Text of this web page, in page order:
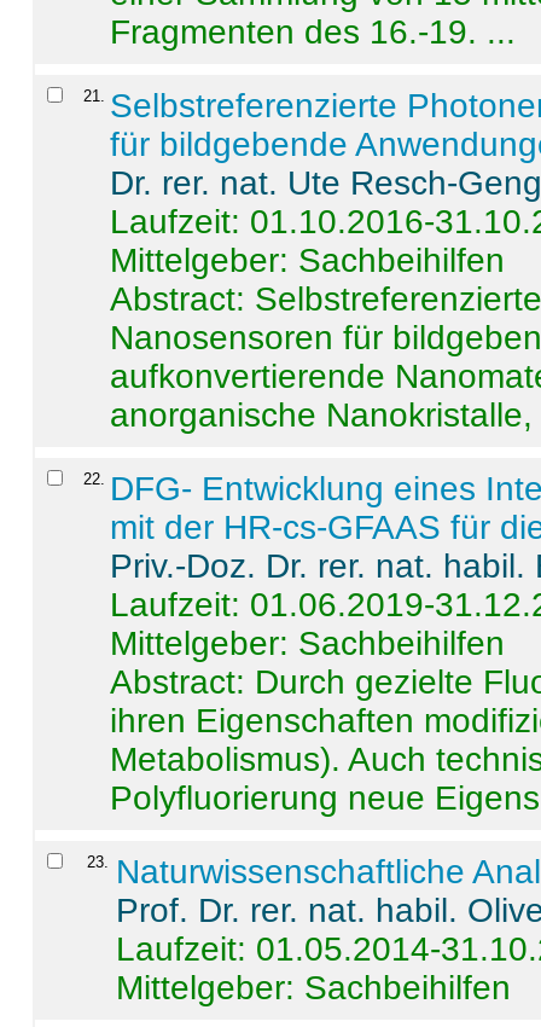
Fragmenten des 16.-19. ...
21
Selbstreferenzierte
für bildgebende
Dr. rer. nat. Ute Resch-
Laufzeit: 01.10.2016-
Mittelgeber: Sachbeihilfen
Abstract:
Nanosensoren für
aufkonvertierende
anorganische
22
DFG- Entwicklung eines
mit der HR-cs-GFAAS für
Priv.-Doz. Dr. rer. nat.
Laufzeit: 01.06.2019-
Mittelgeber: Sachbeihilfen
Abstract: Durch gezielte
ihren Eigenschaften
Metabolismus). Auch
Polyfluorierung neue
23. Naturwissenschaftliche
Prof. Dr. rer. nat. habil.
Laufzeit: 01.05.2014-
Mittelgeber: Sachbeihilfen